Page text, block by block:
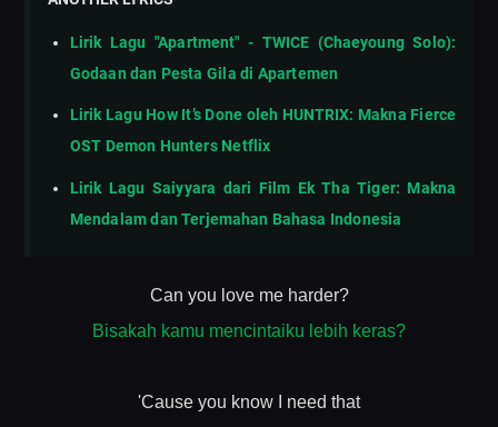
Lirik Lagu "Apartment" - TWICE (Chaeyoung Solo):
Godaan dan Pesta Gila di Apartemen
Lirik Lagu How It’s Done oleh HUNTRIX: Makna Fierce
OST Demon Hunters Netflix
Lirik Lagu Saiyyara dari Film Ek Tha Tiger: Makna
Mendalam dan Terjemahan Bahasa Indonesia
Can you love me harder?
Bisakah kamu mencintaiku lebih keras?
'Cause you know I need that